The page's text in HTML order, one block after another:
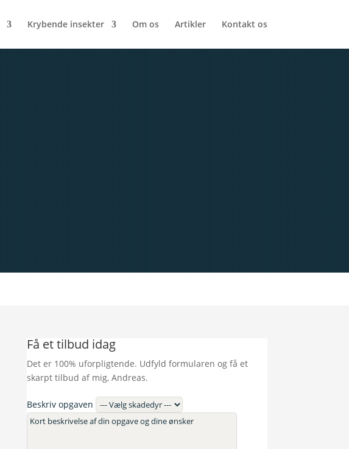
Krybende insekter Om os Artikler Kontakt os
Få et tilbud idag
Det er 100% uforpligtende. Udfyld formularen og få et
skarpt tilbud af mig, Andreas.
Beskriv opgaven